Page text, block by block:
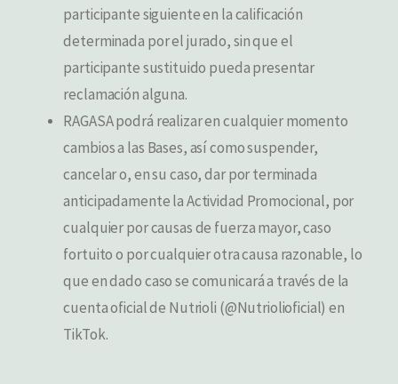
participante siguiente en la calificación
determinada por el jurado, sin que el
participante sustituido pueda presentar
reclamación alguna.
RAGASA podrá realizar en cualquier momento
cambios a las Bases, así como suspender,
cancelar o, en su caso, dar por terminada
anticipadamente la Actividad Promocional, por
cualquier por causas de fuerza mayor, caso
fortuito o por cualquier otra causa razonable, lo
que en dado caso se comunicará a través de la
cuenta oficial de Nutrioli (@Nutriolioficial) en
TikTok.